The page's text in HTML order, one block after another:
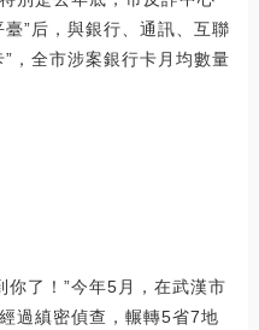
”后，與銀行、通訊、互聯
，全市涉案銀行卡月均數量
你了！”今年5月，在武漢市
過縝密偵查，輾轉5省7地